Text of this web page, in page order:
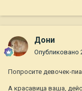
Дони
Опубликовано
Попросите девочек-
А красавица ваша,